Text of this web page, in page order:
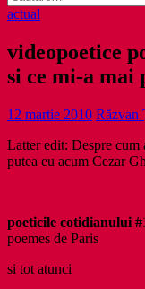
după:
actual
videopoetice
si ce mi-a mai
12 martie 2010 Răzvan
Latter edit: Despre cum
putea eu acum Cezar
poeticile cotidianului
poemes de Paris
si tot atunci